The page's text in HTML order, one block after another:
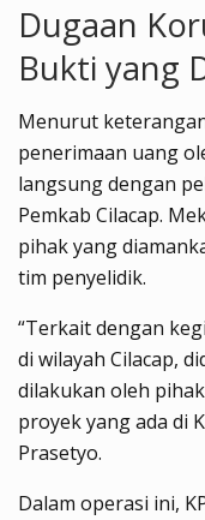
Dugaan
Bukti yang
Menurut
penerimaan uang
langsung dengan
Pemkab Cilacap.
pihak yang
tim penyelidik.
“Terkait dengan
di wilayah Cilacap,
dilakukan oleh
proyek yang ada di
Prasetyo.
Dalam operasi ini,